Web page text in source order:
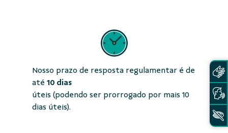
Nosso prazo de resposta regulamentar é de
até 10 dias
úteis (podendo ser prorrogado por mais 10
dias úteis).